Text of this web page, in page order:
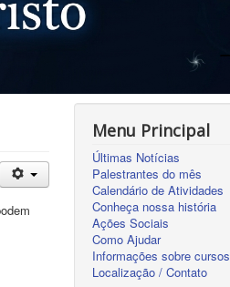
Menu Principal
Últimas Notícias
Palestrantes do mês
Calendário de Atividades
Conheça nossa história
Ações Sociais
Como Ajudar
Informações sobre cursos
Localização / Contato